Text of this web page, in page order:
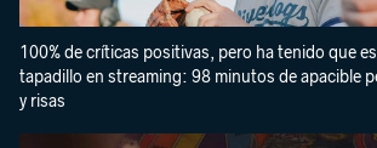
100% de críticas positivas, pero ha tenido que
tapadillo en streaming: 98 minutos de apacible
y risas